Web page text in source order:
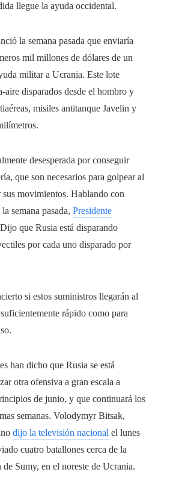
llegue la ayuda occidental.
la semana pasada que enviaría
mil millones de dólares de un
militar a Ucrania. Este lote
aire disparados desde el hombro y
misiles antitanque Javelin y
desesperada por conseguir
que son necesarios para golpear al
movimientos. Hablando con
semana pasada, Presidente
Dijo que Rusia está disparando
por cada uno disparado por
si estos suministros llegarán al
rápido como para
han dicho que Rusia se está
otra ofensiva a gran escala a
de junio, y que continuará los
semanas. Volodymyr Bitsak,
dijo la televisión nacional el lunes
cuatro batallones cerca de la
Sumy, en el noreste de Ucrania.